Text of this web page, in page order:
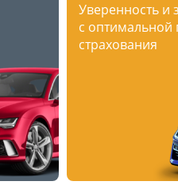
Уверенность и
с
страхования